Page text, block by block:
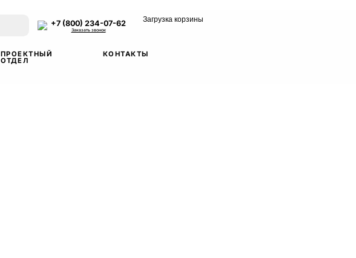
+7 (800) 234-07-62
Заказать звонок
Загрузка корзины
ПРОЕКТНЫЙ
ОТДЕЛ
КОНТАКТЫ